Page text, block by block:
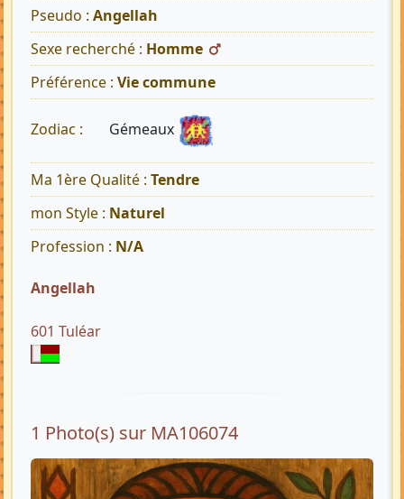
Pseudo : Angellah
Sexe recherché : Homme
Préférence : Vie commune
Zodiac : Gémeaux
Ma 1ère Qualité : Tendre
mon Style : Naturel
Profession : N/A
Angellah
601 Tuléar
1 Photo(s) sur MA106074